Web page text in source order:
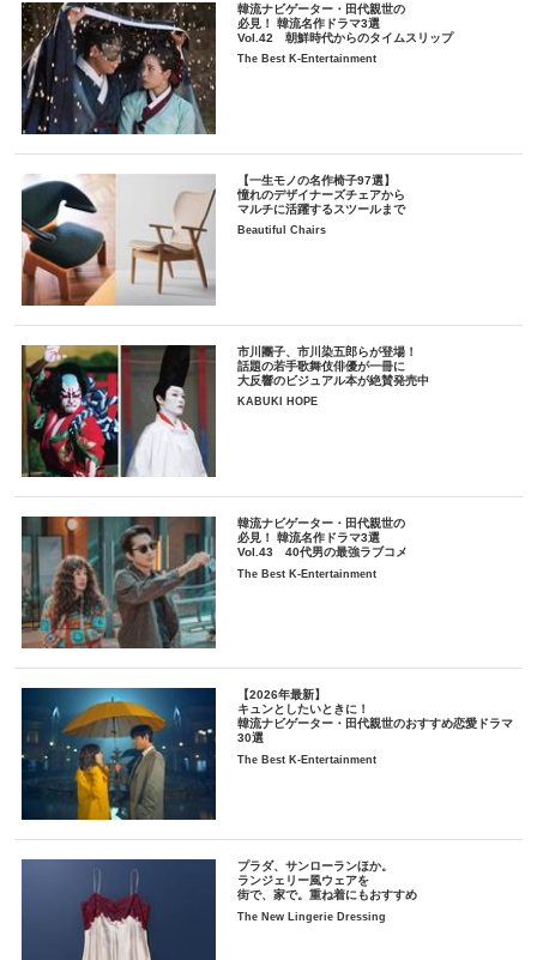
韓流ナビゲーター・田代親世の
必見！ 韓流名作ドラマ3選
Vol.42 朝鮮時代からのタイムスリップ
The Best K-Entertainment
【一生モノの名作椅子97選】
憧れのデザイナーズチェアから
マルチに活躍するスツールまで
Beautiful Chairs
市川團子、市川染五郎らが登場！
話題の若手歌舞伎俳優が一冊に
大反響のビジュアル本が絶賛発売中
KABUKI HOPE
韓流ナビゲーター・田代親世の
必見！ 韓流名作ドラマ3選
Vol.43 40代男の最強ラブコメ
The Best K-Entertainment
【2026年最新】
キュンとしたいときに！
韓流ナビゲーター・田代親世のおすすめ恋愛ドラマ
30選
The Best K-Entertainment
プラダ、サンローランほか。
ランジェリー風ウェアを
街で、家で。重ね着にもおすすめ
The New Lingerie Dressing